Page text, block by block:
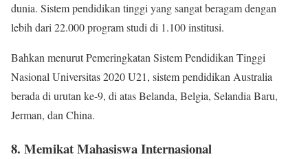
dunia. Sistem pendidikan tinggi yang sangat beragam dengan
lebih dari 22.000 program studi di 1.100 institusi.
Bahkan menurut Pemeringkatan Sistem Pendidikan Tinggi
Nasional Universitas 2020 U21, sistem pendidikan Australia
berada di urutan ke-9, di atas Belanda, Belgia, Selandia Baru,
Jerman, dan China.
8. Memikat Mahasiswa Internasional